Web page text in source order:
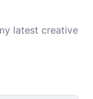
latest creative